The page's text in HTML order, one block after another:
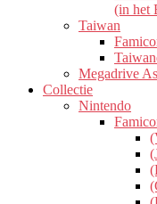
(in het
Taiwan
Megadrive
Collectie
Nintendo